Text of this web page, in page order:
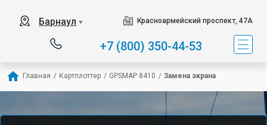
Барнаул ▼ Красноармейский проспект, 47А
+7 (800) 350-44-53
Главная / Картплоттер / GPSMAP 8410 / Замена экрана